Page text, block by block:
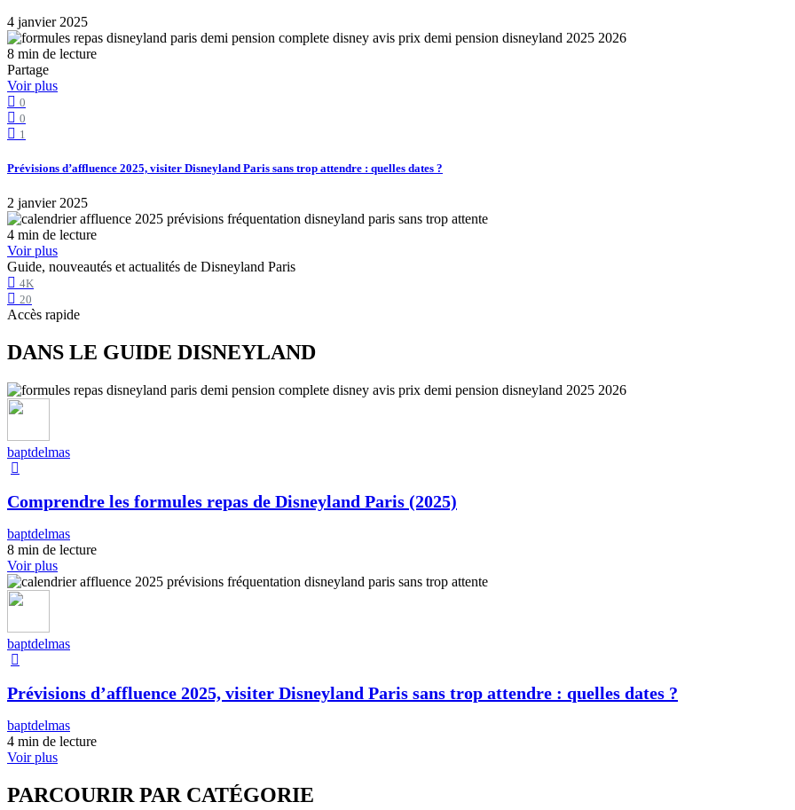
4 janvier 2025
8 min de lecture
Partage
Voir plus
0
0
1
Prévisions d’affluence 2025, visiter Disneyland Paris sans trop attendre : quelles dates ?
2 janvier 2025
4 min de lecture
Voir plus
Guide, nouveautés et actualités de Disneyland Paris
4K
20
Accès rapide
DANS LE GUIDE DISNEYLAND
baptdelmas
Comprendre les formules repas de Disneyland Paris (2025)
baptdelmas
8 min de lecture
Voir plus
baptdelmas
Prévisions d’affluence 2025, visiter Disneyland Paris sans trop attendre : quelles dates ?
baptdelmas
4 min de lecture
Voir plus
PARCOURIR PAR CATÉGORIE